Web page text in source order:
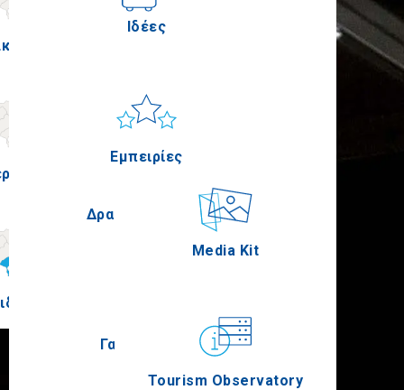
Δραστηριότητες
Γαστρονομία
Media Kit
Tourism Observatory
Ιδέες
Εμπειρίες